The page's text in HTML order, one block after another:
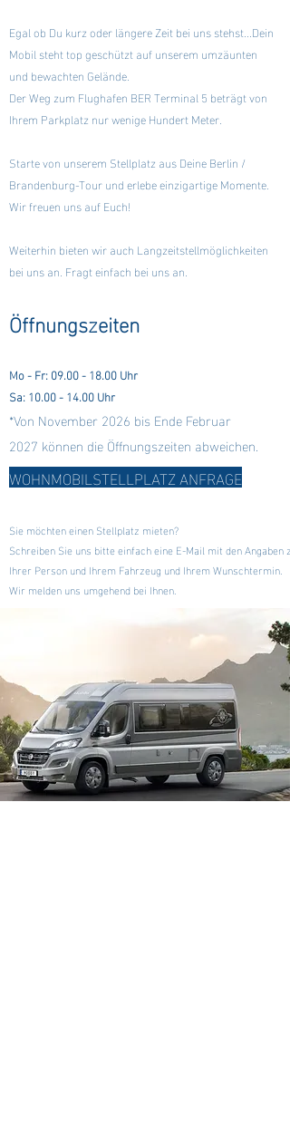
Egal ob Du kurz oder längere Zeit bei uns stehst...Dein
Mobil steht top geschützt auf unserem umzäunten
und bewachten Gelände.
Der Weg zum Flughafen BER Terminal 5 beträgt von
Ihrem Parkplatz nur wenige Hundert Meter.
Starte von unserem Stellplatz aus Deine Berlin /
Brandenburg-Tour und erlebe einzigartige Momente.
Wir freuen uns auf Euch!
Weiterhin bieten wir auch Langzeitstellmöglichkeiten
bei uns an. Fragt einfach bei uns an.
Öffnungszeiten
Mo - Fr:09.00 - 18.00Uhr
Sa: 10.00 - 14.00 Uhr
*Von November 2026 bis Ende Februar
2027 können die Öffnungszeiten abweichen.
WOHNMOBILSTELLPLATZ ANFRAGE
Sie möchten einen Stellplatz mieten?
Schreiben Sie uns bitte einfach eine E-Mail mit den Angaben zu
Ihrer Person und Ihrem Fahrzeug und Ihrem Wunschtermin.
Wir melden uns umgehend bei Ihnen.